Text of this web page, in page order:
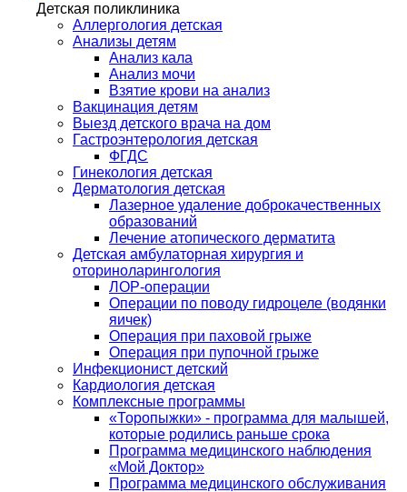
Детская поликлиника
Аллергология детская
Анализы детям
Анализ кала
Анализ мочи
Взятие крови на анализ
Вакцинация детям
Выезд детского врача на дом
Гастроэнтерология детская
ФГДС
Гинекология детская
Дерматология детская
Лазерное удаление доброкачественных
образований
Лечение атопического дерматита
Детская амбулаторная хирургия и
оториноларингология
ЛОР-операции
Операции по поводу гидроцеле (водянки
яичек)
Операция при паховой грыже
Операция при пупочной грыже
Инфекционист детский
Кардиология детская
Комплексные программы
«Торопыжки» - программа для малышей,
которые родились раньше срока
Программа медицинского наблюдения
«Мой Доктор»
Программа медицинского обслуживания